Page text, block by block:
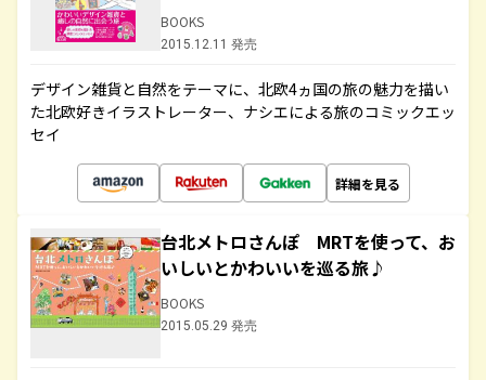
BOOKS
2015.12.11 発売
デザイン雑貨と自然をテーマに、北欧4ヵ国の旅の魅力を描い
た北欧好きイラストレーター、ナシエによる旅のコミックエッ
セイ
詳細を見る
台北メトロさんぽ MRTを使って、お
いしいとかわいいを巡る旅♪
BOOKS
2015.05.29 発売